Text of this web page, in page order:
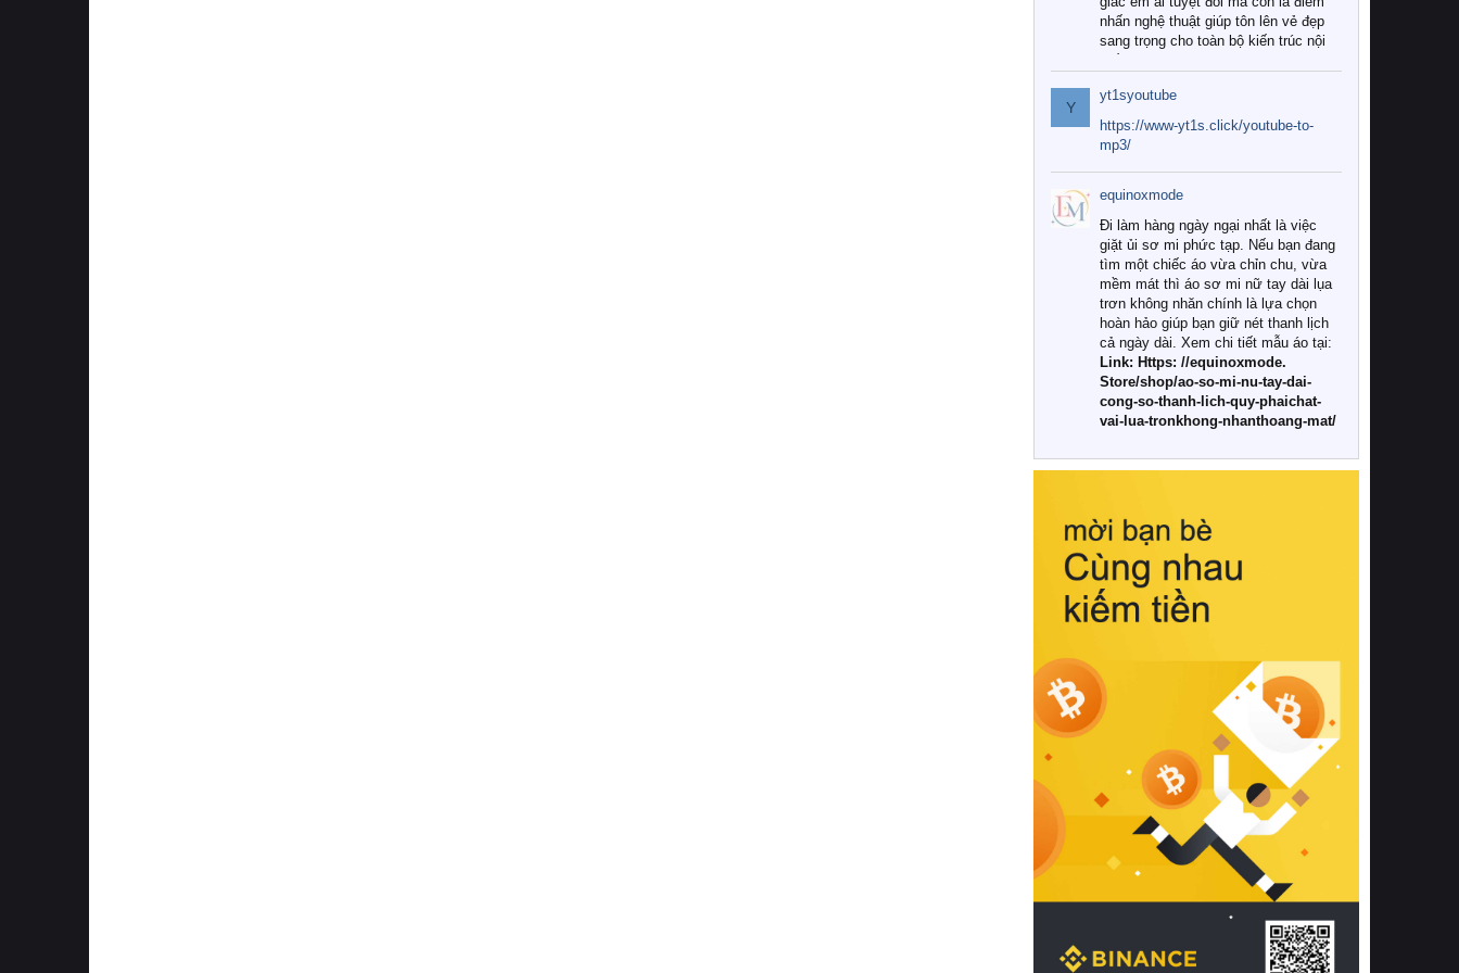
nhấn nghệ thuật giúp tôn lên vẻ đẹp
sang trọng cho toàn bộ kiến trúc nội
Tuy nhiên, giữa thị trường đa dạng
với vô vàn thương hiệu và mẫu mã
như hiện nay, làm thế nào để chọn
được những bộ chăn ga gối đệm cao
cấp thực sự chất lượng, phù hợp với
khí hậu và nhu cầu sử dụng của gia
đình? Hãy cùng chúng tôi đi tìm lời
giải đáp chi tiết qua bài viết dưới đây.
1. Tại sao các gia đình hiện đại lại ưa
chuộng chăn ga gối đệm cao cấp?
Khác với các dòng sản phẩm thông
thường, những bộ chăn ga gối đệm
cao cấp trải qua quy trình sản xuất
nghiêm ngặt từ khâu chọn lọc nguyên
liệu tự nhiên đến công nghệ dệt
nhuộm hiện đại không chứa hóa chất
này, bạn sẽ cảm nhận rõ rệt sự khác
hồi chuẩn xác của phần đệm nâng đỡ
cột sống.
Bên cạnh đó, việc lựa chọn các dòng
sản phẩm đạt chuẩn chất lượng quốc
tế còn giúp ngăn ngừa tình trạng kích
khuẩn và nấm mốc trong điều kiện
thời tiết nóng ẩm. Bạn có thể tìm hiểu
thêm các nghiên cứu khoa học về tác
động của giấc ngủ và môi trường
phòng ngủ đối với sức khỏe con
người tại Sleep Foundation (External
Link) để có cái nhìn toàn diện hơn.
2. Các tiêu chí vàng khi lựa chọn
chăn ga gối đệm cao cấp cho phòng
ngủ
Để sở hữu một bộ chăn ga gối đệm
cao cấp hoàn hảo cả về thẩm mỹ lẫn
công năng, người tiêu dùng cần cân
nhắc kỹ lưỡng các tiêu chí quan trọng
Y
yt1syoutube
https://www-yt1s.click/youtube-to-
mp3/
equinoxmode
Đi làm hàng ngày ngại nhất là việc
giặt ủi sơ mi phức tạp. Nếu bạn đang
tìm một chiếc áo vừa chỉn chu, vừa
mềm mát thì áo sơ mi nữ tay dài lụa
trơn không nhăn chính là lựa chọn
hoàn hảo giúp bạn giữ nét thanh lịch
cả ngày dài. Xem chi tiết mẫu áo tại:
Link: Https: //equinoxmode.
Store/shop/ao-so-mi-nu-tay-dai-
cong-so-thanh-lich-quy-phaichat-
vai-lua-tronkhong-nhanthoang-mat/